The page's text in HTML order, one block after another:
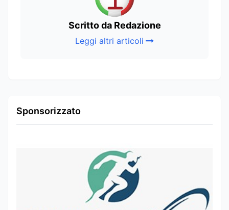
Scritto da Redazione
Leggi altri articoli
Sponsorizzato